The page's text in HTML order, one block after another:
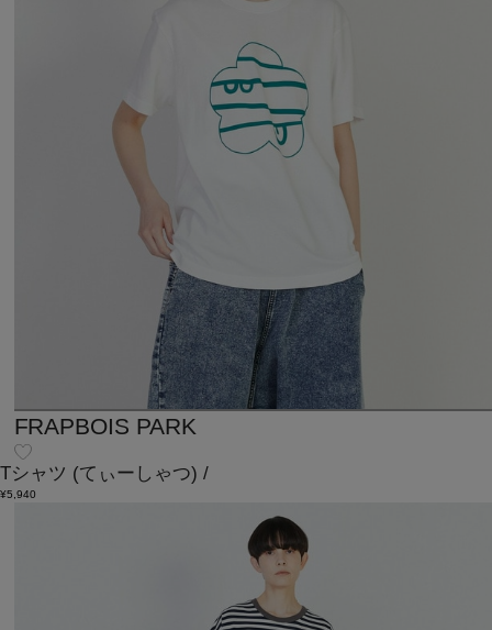
FRAPBOIS PARK
Tシャツ (てぃーしゃつ) /
¥5,940